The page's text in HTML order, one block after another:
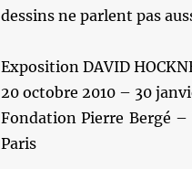
dessins ne parlent pas
Exposition DAVID
20 octobre 2010 – 30
Fondation Pierre Bergé –
Paris